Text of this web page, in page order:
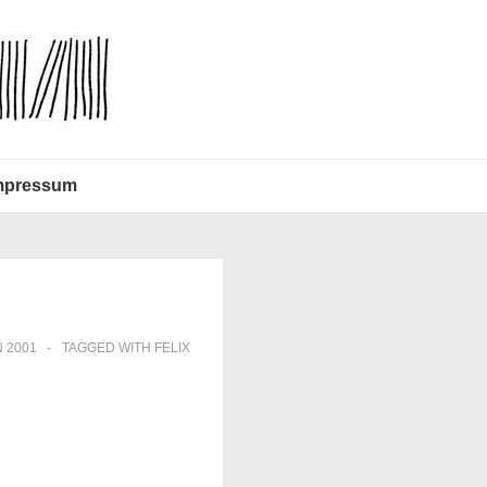
2001 TAGGED WITH FELIX